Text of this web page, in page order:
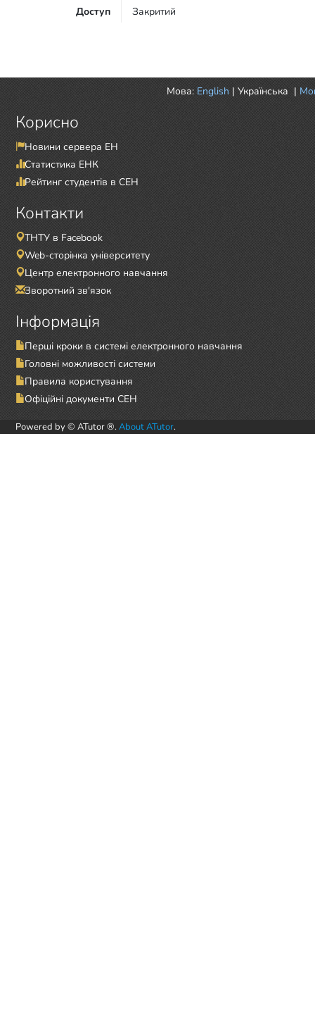
Доступ
Закритий
Мова: English | Українська |
Корисно
Новини сервера ЕН
Статистика ЕНК
Рейтинг студентів в СЕН
Контакти
ТНТУ в Facebook
Web-сторінка університету
Центр електронного навчання
Зворотний зв'язок
Інформація
Перші кроки в системі електронного навчання
Головні можливості системи
Правила користування
Офіційні документи СЕН
Powered by © ATutor ®. About ATutor.